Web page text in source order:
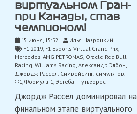
виртуальном Гран-
при Канады, став
чемпионом!
15 июня, 15:52
Илья Навроцкий
F1 2019, F1 Esports Virtual Grand Prix,
Mercedes-AMG PETRONAS, Oracle Red Bull
Racing, Williams Racing, Александр Элбон,
Джордж Рассел, Симрейсинг, симулятор,
Ф1, Формула-1, Эстебан Гутьеррес
Джордж Рассел доминировал на
финальном этапе виртуального